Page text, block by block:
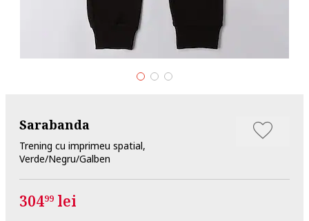
Sarabanda
Trening cu imprimeu spatial,
Verde/Negru/Galben
30499 lei